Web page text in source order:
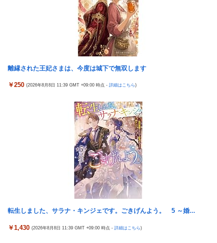
Ver.」「重音テト SV衣装Ver.」【彩色原型公開】
ホビーサクラ「真の点P 私服Ver.」美少女フィギュア【予約開
【宇崎ちゃんは遊びたい！】BiCute Bunnies Figure「宇崎花」
「宇崎月」メタリックパープルver. プライズフィギュア【ラウン
ドワン限定で展開決定】
だわ！
【艦これ】ひみつの通り道 他
【艦これ】ナマケモノアガノウサギ 他
海外「日本は戦勝国なんだよ」 戦後の日本人の特別な生き様に各
【画像】居酒屋さん、6人で長居して会計4939円しか使わない客
にお気持ち表明してしまう←コレどっちが悪いんや？？？？？？
女芸人の吉住さん（36）メイクしたら普通に美人の部類だったと
判明ｗｗｗｗｗｗｗｗｗ
【悲報】チーター、無理矢理カメラを設置されてしょんぼり顔
ｗｗ
ジャングリア沖縄「3万円です」←ディズニー超えの強気価格ｗ
佐藤二朗、橋本愛との騒動で主演映画が完全白紙へｗｗｗｗｗ
ひろゆき「出馬する気ないから話さなかった」妻「それでも不誠
実だろ」→離婚協議へｗｗｗｗｗ
大竹しのぶ「戦争放棄の国であり続けよう」←この投稿が話題に
【悲報】瀬戸環奈がスタイルよすぎて一般男性が隣に並ぶとチン
女芸人の吉住さん（36）メイクしたら普通に美人の部類だったと
判明ｗｗｗｗｗｗｗｗｗ
大竹しのぶ「戦争放棄の国であり続けよう」←この投稿が話題に
倉木しおりアリスJAPAN8月新作「先っぽだけなら浮気じゃない
よ？イケないギリギリの焦らし責めに屈し膣奥深ハメ浮気」理性
【虹ヶ咲】「夏はせつ泣き」がキャッチコピーの映画【ラブライ
隣の臭デブキング貧乏揺すり背中のけぞりキョロ厨カンスケデブ
離縁された王妃さまは、今度は城下で無双します
￥250 (2026年8月8日 11:39 GMT +09:00 時点 - 詳細はこちら)
転生しました、サラナ・キンジェです。ごきげんよう。 5 ～婚...
￥1,430 (2026年8月8日 11:39 GMT +09:00 時点 - 詳細はこちら)